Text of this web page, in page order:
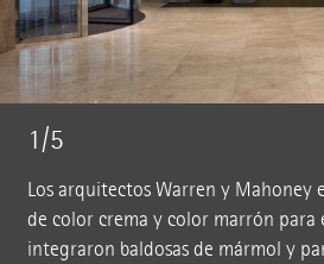
1/5
Los arquitectos Warren y Mahoney
de color crema y color marrón para
integraron baldosas de mármol y